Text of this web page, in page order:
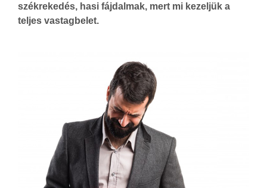
székrekedés, hasi fájdalmak, mert mi kezeljük a
teljes vastagbelet.